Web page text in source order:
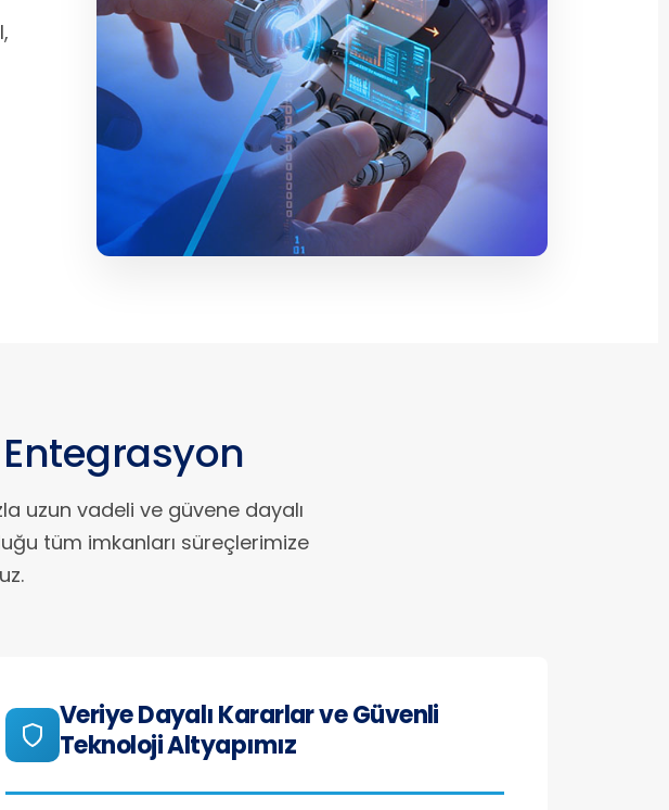
uzun vadeli ve güvene dayalı
tüm imkanları süreçlerimize
Veriye Dayalı Kararlar ve Güvenli
Teknoloji Altyapımız